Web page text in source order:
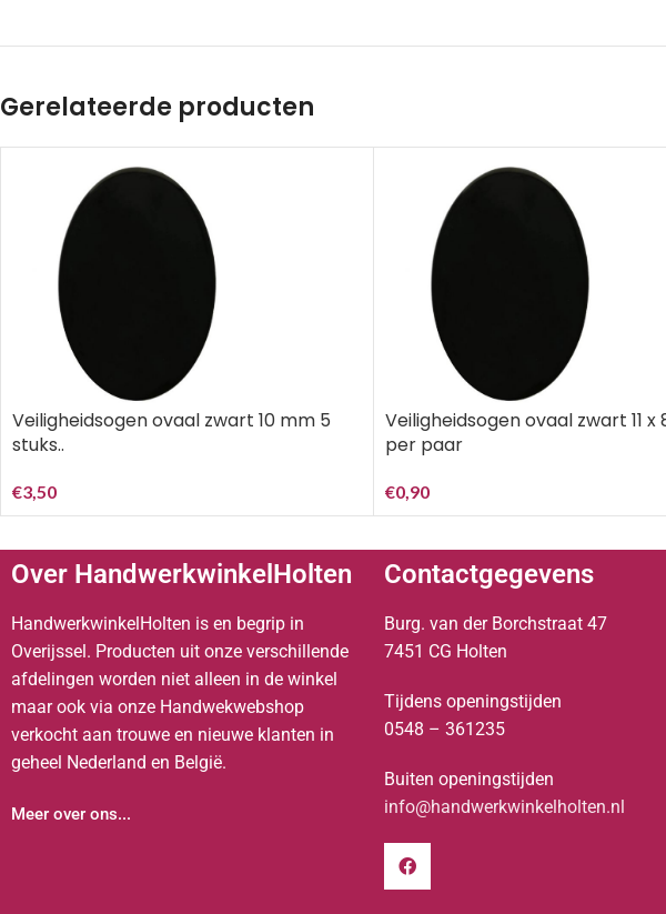
Gerelateerde producten
Veiligheidsogen ovaal zwart 10 mm 5
stuks..
€3,50
Veiligheidsogen ovaal zwart 11
per paar
€0,90
Over HandwerkwinkelHolten
HandwerkwinkelHolten is en begrip in
Overijssel. Producten uit onze verschillende
afdelingen worden niet alleen in de winkel
maar ook via onze Handwekwebshop
verkocht aan trouwe en nieuwe klanten in
geheel Nederland en België.
Meer over ons...
Contactgegevens
Burg. van der Borchstraat 47
7451 CG Holten
Tijdens openingstijden
0548 – 361235
Buiten openingstijden
info@handwerkwinkelholten.nl